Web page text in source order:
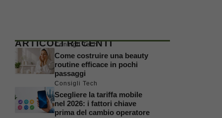
ARTICOLI RECENTI
Consigli Tech
Come costruire una beauty
routine efficace in pochi
passaggi
Consigli Tech
Scegliere la tariffa mobile
nel 2026: i fattori chiave
prima del cambio operatore